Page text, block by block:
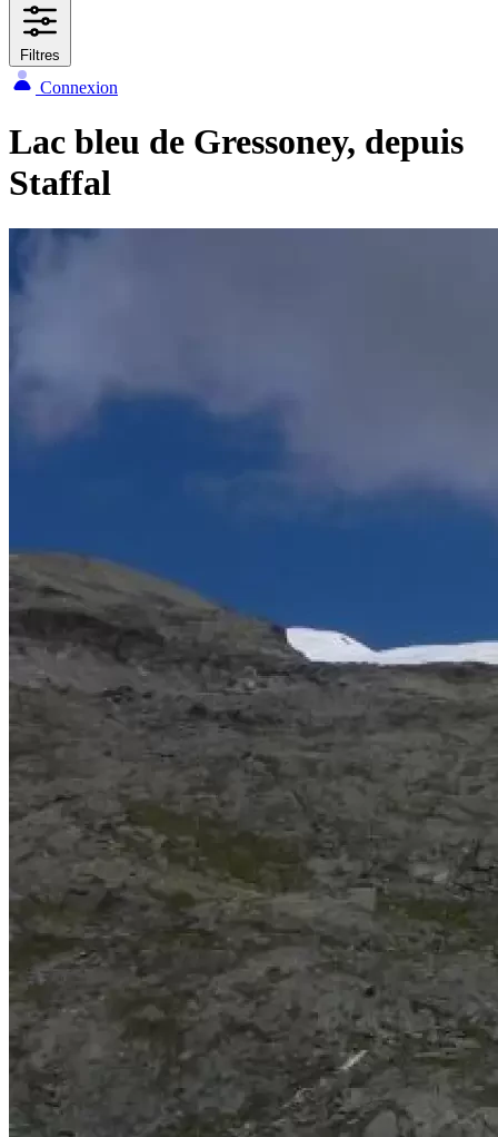
Filtres
Connexion
Lac bleu de Gressoney, depuis
Staffal